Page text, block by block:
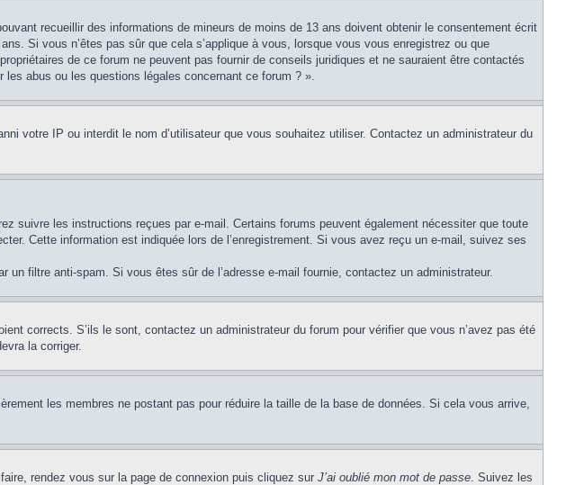
recueillir des informations de mineurs de moins de 13 ans doivent obtenir le consentement écrit
Si vous n’êtes pas sûr que cela s’applique à vous, lorsque vous vous enregistrez ou que
de ce forum ne peuvent pas fournir de conseils juridiques et ne sauraient être contactés
abus ou les questions légales concernant ce forum ? ».
votre IP ou interdit le nom d’utilisateur que vous souhaitez utiliser. Contactez un administrateur du
suivre les instructions reçues par e-mail. Certains forums peuvent également nécessiter que toute
Cette information est indiquée lors de l’enregistrement. Si vous avez reçu un e-mail, suivez ses
un filtre anti-spam. Si vous êtes sûr de l’adresse e-mail fournie, contactez un administrateur.
corrects. S’ils le sont, contactez un administrateur du forum pour vérifier que vous n’avez pas été
la corriger.
les membres ne postant pas pour réduire la taille de la base de données. Si cela vous arrive,
rendez vous sur la page de connexion puis cliquez sur J’ai oublié mon mot de passe. Suivez les